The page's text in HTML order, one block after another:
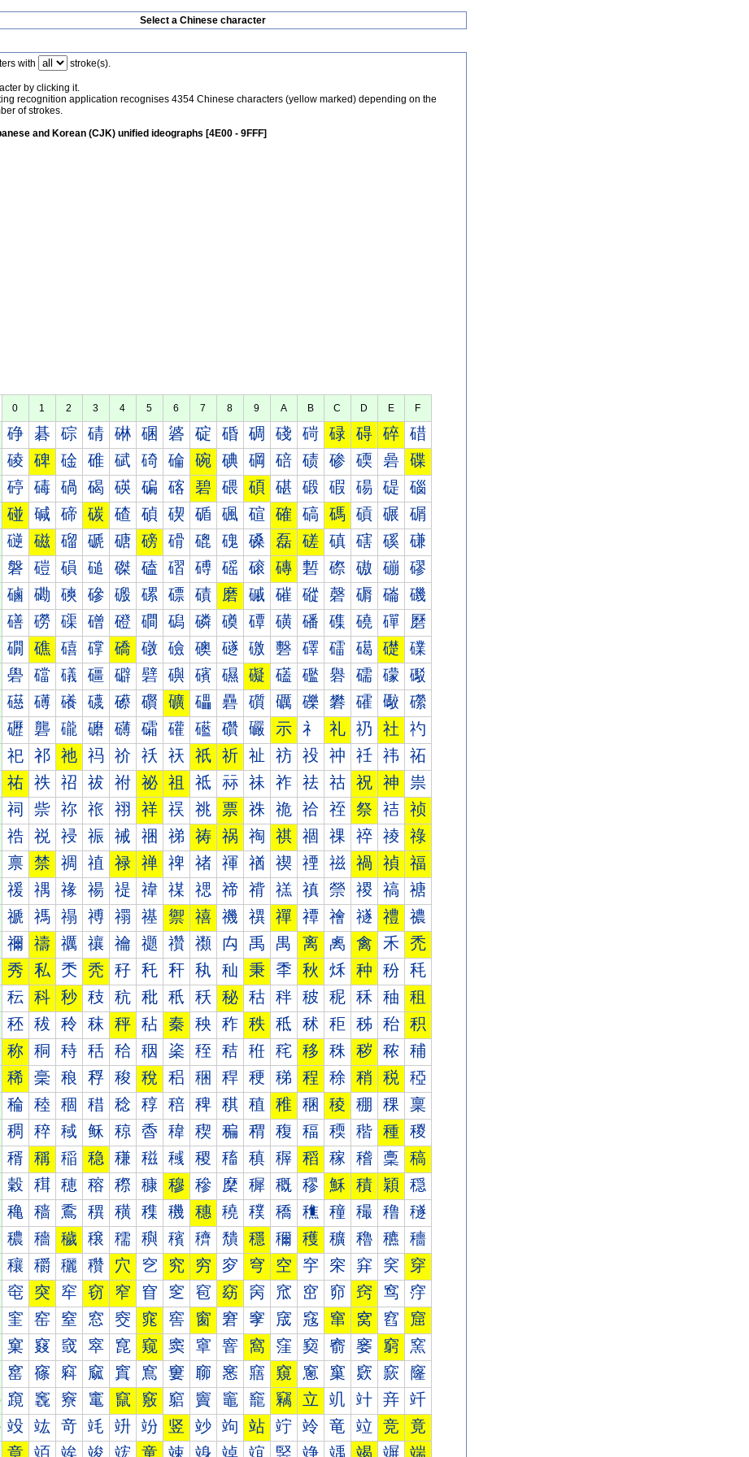
Select a Chinese character
with stroke(s).
by clicking it.
recognition application recognises 4354 Chinese characters (yellow marked) depending on the
of strokes.
and Korean (CJK) unified ideographs [4E00 - 9FFF]
0 1 2 3 4 5 6 7 8 9 A B C D E F
碀 碁 碂 碃 碄 碅 碆 碇 碈 碉 碊 碋 碌 碍 碎 碏
碐 碑 碒 碓 碔 碕 碖 碗 碘 碙 碚 碛 碜 碝 碞 碟
碠 碡 碢 碣 碤 碥 碦 碧 碨 碩 碪 碫 碬 碭 碮 碯
碰 碱 碲 碳 碴 碵 碶 碷 碸 碹 確 碻 碼 碽 碾 碿
磀 磁 磂 磃 磄 磅 磆 磇 磈 磉 磊 磋 磌 磍 磎 磏
磐 磑 磒 磓 磔 磕 磖 磗 磘 磙 磚 磛 磜 磝 磞 磟
磠 磡 磢 磣 磤 磥 磦 磧 磨 磩 磪 磫 磬 磭 磮 磯
磰 磱 磲 磳 磴 磵 磶 磷 磸 磹 磺 磻 磼 磽 磾 磿
礀 礁 礂 礃 礄 礅 礆 礇 礈 礉 礊 礋 礌 礍 礎 礏
礐 礑 礒 礓 礔 礕 礖 礗 礘 礙 礚 礛 礜 礝 礞 礟
礠 礡 礢 礣 礤 礥 礦 礧 礨 礩 礪 礫 礬 礭 礮 礯
礰 礱 礲 礳 礴 礵 礶 礷 礸 礹 示 礻 礼 礽 社 礿
祀 祁 祂 祃 祄 祅 祆 祇 祈 祉 祊 祋 祌 祍 祎 祏
祐 祑 祒 祓 祔 祕 祖 祗 祘 祙 祚 祛 祜 祝 神 祟
祠 祡 祢 祣 祤 祥 祦 祧 票 祩 祪 祫 祬 祭 祮 祯
祰 祱 祲 祳 祴 祵 祶 祷 祸 祹 祺 祻 祼 祽 祾 祿
禀 禁 禂 禃 禄 禅 禆 禇 禈 禉 禊 禋 禌 禍 禎 福
禐 禑 禒 禓 禔 禕 禖 禗 禘 禙 禚 禛 禜 禝 禞 禟
禠 禡 禢 禣 禤 禥 禦 禧 禨 禩 禪 禫 禬 禭 禮 禯
禰 禱 禲 禳 禴 禵 禶 禷 禸 禹 禺 离 禼 禽 禾 禿
秀 私 秂 秃 秄 秅 秆 秇 秈 秉 秊 秋 秌 种 秎 秏
秐 科 秒 秓 秔 秕 秖 秗 秘 秙 秚 秛 秜 秝 秞 租
秠 秡 秢 秣 秤 秥 秦 秧 秨 秩 秪 秫 秬 秭 秮 积
称 秱 秲 秳 秴 秵 秶 秷 秸 秹 秺 移 秼 秽 秾 秿
稀 稁 稂 稃 稄 稅 稆 稇 稈 稉 稊 程 稌 稍 税 稏
稐 稑 稒 稓 稔 稕 稖 稗 稘 稙 稚 稛 稜 稝 稞 稟
稠 稡 稢 稣 稤 稥 稦 稧 稨 稩 稪 稫 稬 稭 種 稯
稰 稱 稲 稳 稴 稵 稶 稷 稸 稹 稺 稻 稼 稽 稾 稿
穀 穁 穂 穃 穄 穅 穆 穇 穈 穉 穊 穋 穌 積 穎 穏
穐 穑 穒 穓 穔 穕 穖 穗 穘 穙 穚 穛 穜 穝 穞 穟
穠 穡 穢 穣 穤 穥 穦 穧 穨 穩 穪 穫 穬 穭 穮 穯
穰 穱 穲 穳 穴 穵 究 穷 穸 穹 空 穻 穼 穽 穾 穿
窀 突 窂 窃 窄 窅 窆 窇 窈 窉 窊 窋 窌 窍 窎 窏
窐 窑 窒 窓 窔 窕 窖 窗 窘 窙 窚 窛 窜 窝 窞 窟
窠 窡 窢 窣 窤 窥 窦 窧 窨 窩 窪 窫 窬 窭 窮 窯
窰 窱 窲 窳 窴 窵 窶 窷 窸 窹 窺 窻 窼 窽 窾 窿
竀 竁 竂 竃 竄 竅 竆 竇 竈 竉 竊 立 竌 竍 竎 竏
竐 竑 竒 竓 竔 竕 竖 竗 竘 站 竚 竛 竜 竝 竞 竟
章 竡 竢 竣 竤 童 竦 竧 竨 竩 竪 竫 竬 竭 竮 端